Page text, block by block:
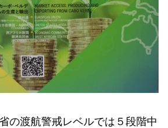
の渡航警戒レベルでは５段階中